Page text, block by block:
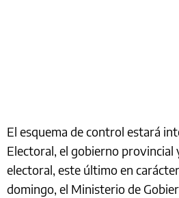
El esquema de control estará
Electoral, el gobierno provincial
electoral, este último en
domingo, el Ministerio de